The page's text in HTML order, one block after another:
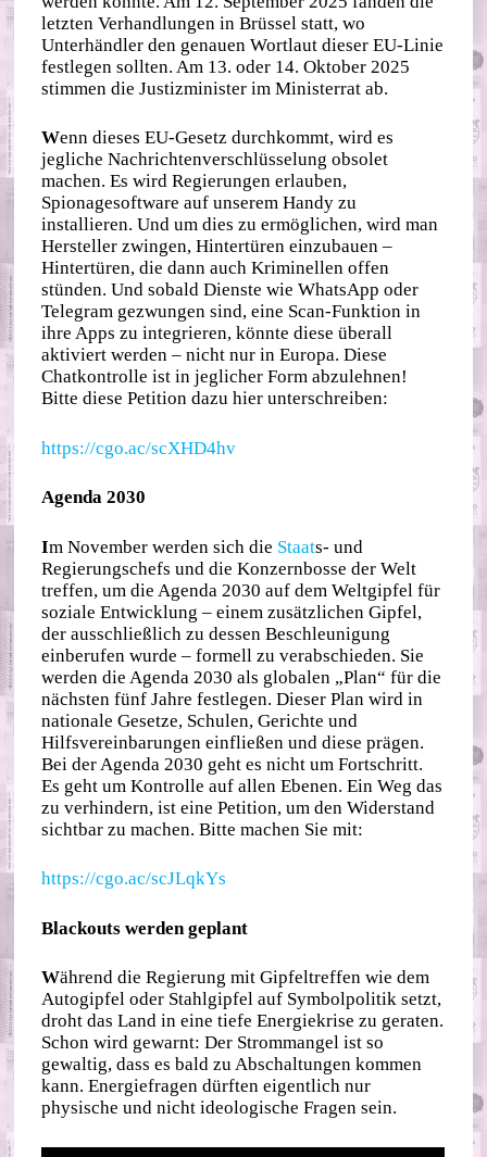
letzten Verhandlungen in Brüssel statt, wo
Unterhändler den genauen Wortlaut dieser EU-Linie
festlegen sollten. Am 13. oder 14. Oktober 2025
stimmen die Justizminister im Ministerrat ab.
Wenn dieses EU-Gesetz durchkommt, wird es
jegliche Nachrichtenverschlüsselung obsolet
machen. Es wird Regierungen erlauben,
Spionagesoftware auf unserem Handy zu
installieren. Und um dies zu ermöglichen, wird man
Hersteller zwingen, Hintertüren einzubauen –
Hintertüren, die dann auch Kriminellen offen
stünden. Und sobald Dienste wie WhatsApp oder
Telegram gezwungen sind, eine Scan-Funktion in
ihre Apps zu integrieren, könnte diese überall
aktiviert werden – nicht nur in Europa. Diese
Chatkontrolle ist in jeglicher Form abzulehnen!
Bitte diese Petition dazu hier unterschreiben:
https://cgo.ac/scXHD4hv
Agenda 2030
Im November werden sich die Staats- und
Regierungschefs und die Konzernbosse der Welt
treffen, um die Agenda 2030 auf dem Weltgipfel für
soziale Entwicklung – einem zusätzlichen Gipfel,
der ausschließlich zu dessen Beschleunigung
einberufen wurde – formell zu verabschieden. Sie
werden die Agenda 2030 als globalen „Plan“ für die
nächsten fünf Jahre festlegen. Dieser Plan wird in
nationale Gesetze, Schulen, Gerichte und
Hilfsvereinbarungen einfließen und diese prägen.
Bei der Agenda 2030 geht es nicht um Fortschritt.
Es geht um Kontrolle auf allen Ebenen. Ein Weg das
zu verhindern, ist eine Petition, um den Widerstand
sichtbar zu machen. Bitte machen Sie mit:
https://cgo.ac/scJLqkYs
Blackouts werden geplant
Während die Regierung mit Gipfeltreffen wie dem
Autogipfel oder Stahlgipfel auf Symbolpolitik setzt,
droht das Land in eine tiefe Energiekrise zu geraten.
Schon wird gewarnt: Der Strommangel ist so
gewaltig, dass es bald zu Abschaltungen kommen
kann. Energiefragen dürften eigentlich nur
physische und nicht ideologische Fragen sein.